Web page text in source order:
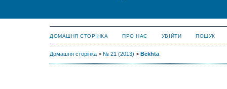
ДОМАШНЯ СТОРІНКА ПРО НАС УВІЙТИ ПОШУК
Домашня сторінка > № 21 (2013) > Bekhta